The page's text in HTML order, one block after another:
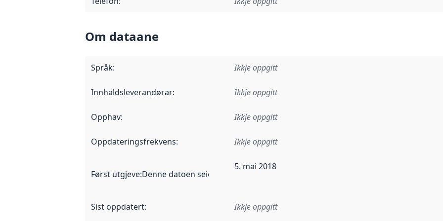
Om dataane
Språk: Ikkje oppgitt
Innhaldsleverandørar: Ikkje oppgitt
Opphav: Ikkje oppgitt
Oppdateringsfrekvens: Ikkje oppgitt
Først utgjeve:Denne datoen seier når dataa i dette datasettet først blei utgitt. Det kan ha
5. mai 2018
Sist oppdatert: Ikkje oppgitt